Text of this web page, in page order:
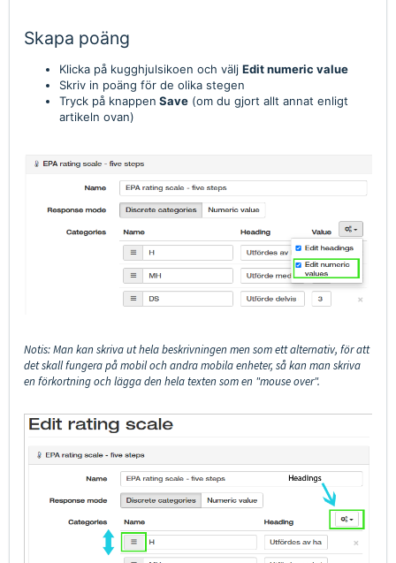
Skapa poäng
Klicka på kugghjulsikoen och välj Edit numeric value
Skriv in poäng för de olika stegen
Tryck på knappen Save (om du gjort allt annat enligt
artikeln ovan)
Notis: Man kan skriva ut hela beskrivningen men som ett alternativ, för att
det skall fungera på mobil och andra mobila enheter, så kan man skriva
en förkortning och lägga den hela texten som en "mouse over".